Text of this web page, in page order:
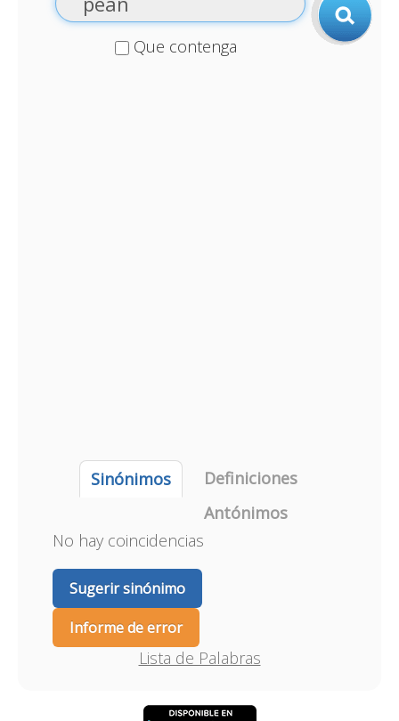
Que contenga
Sinónimos
Definiciones
Antónimos
No hay coincidencias
Sugerir sinónimo
Informe de error
Lista de Palabras